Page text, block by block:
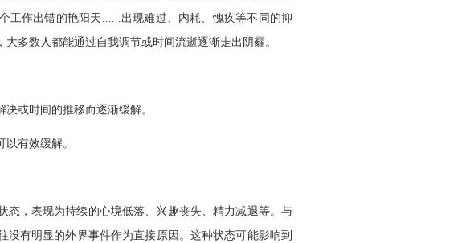
工作出错的艳阳天 ......出现难过、内耗、愧疚等不同的抑
多数人都能通过自我调节或时间流逝逐渐走出阴霾。
决或时间的推移而逐渐缓解。‌
以有效缓解。
态，表现为持续的心境低落、兴趣丧失、精力减退等。与
有明显的外界事件作为直接原因。这种状态可能影响到